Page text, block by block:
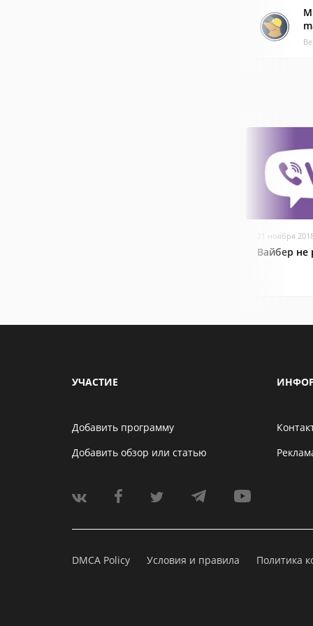
21 ноября
Вайбер не
УЧАСТИЕ
Добавить программу
Добавить обзор или статью
DMCA Policy Условия и правила Политика